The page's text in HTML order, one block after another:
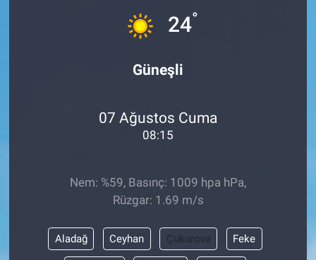
24°
Güneşli
07 Ağustos Cuma
08:15
Nem: %59, Basınç: 1009 hpa hPa,
Rüzgar: 1.69 m/s
Aladağ Ceyhan Çukurova Feke